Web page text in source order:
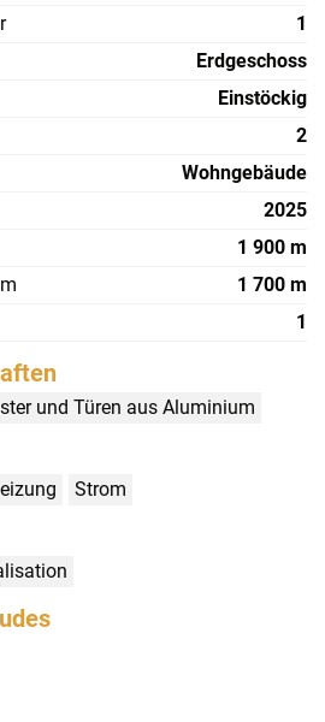
1
Erdgeschoss
Einstöckig
2
Wohngebäude
2025
1 900 m
1 700 m
1
und Türen aus Aluminium
Strom